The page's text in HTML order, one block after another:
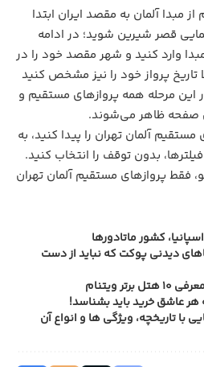
مبدا آلمان به مقصد ایران ابتدا
قصر شیرین شوید؛ در ادامه
وارد کنید و شهر مقصد خود را در
تاریخ پرواز خود را نیز مشخص کنید
این مرحله همه پروازهای مستقیم و
صفحه ظاهر می‌شوند.
مستقیم آلمان تهران را پیدا کنید، به
بدون توقف را انتخاب کنید.
فقط پروازهای مستقیم آلمان تهران
کشور ماتادورها
دیدنی پوکت که نباید از دست
ویتنام
هر عاشق خرید باید بشناسد!
با تاریخچه، ویژگی ها و انواع آن